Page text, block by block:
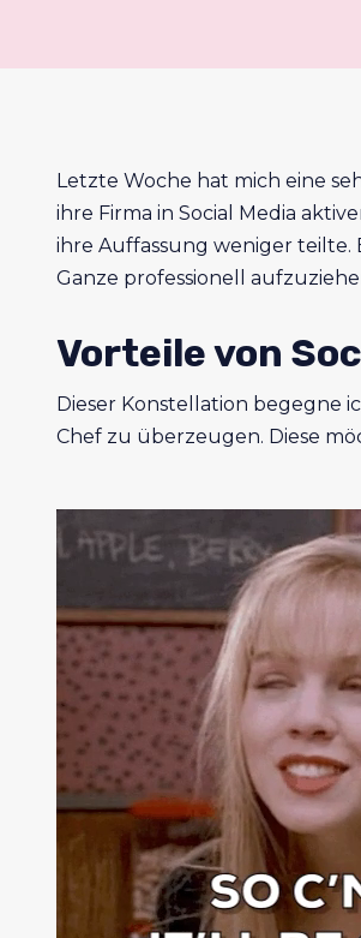
Letzte Woche hat mich eine
ihre Firma in Social Media
ihre Auffassung weniger teilte.
Ganze professionell
Vorteile von
Dieser Konstellation begegne
Chef zu überzeugen. Diese